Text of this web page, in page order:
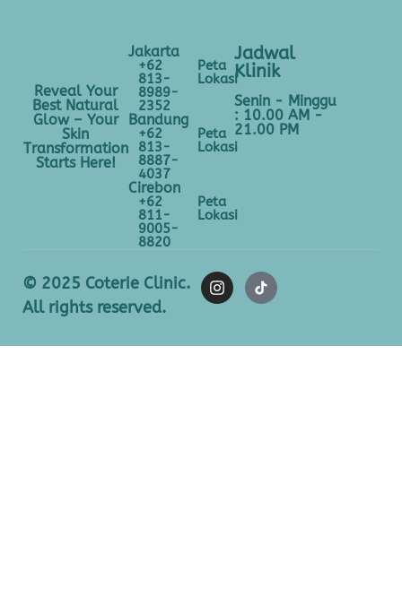
Reveal Your
Best Natural
Glow – Your
Skin
Transformation
Starts Here!
Jakarta
+62
813-
8989-
2352
Peta
Lokasi
Bandung
+62
813-
8887-
4037
Peta
Lokasi
Cirebon
+62
811-
9005-
8820
Peta
Lokasi
Jadwal
Klinik
Senin - Minggu
: 10.00 AM -
21.00 PM
© 2025 Coterie Clinic.
All rights reserved.